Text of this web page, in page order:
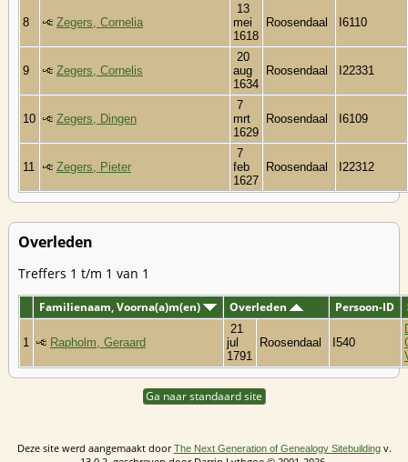
8 Zegers, Cornelia
13
mei
1618
Roosendaal I6110
9 Zegers, Cornelis
20
aug
1634
Roosendaal I22331
10 Zegers, Dingen
7
mrt
1629
Roosendaal I6109
11 Zegers, Pieter
7
feb
1627
Roosendaal I22312
Overleden
Treffers 1 t/m 1 van 1
Familienaam, Voorna(a)m(en) Overleden Persoon-ID
1 Rapholm, Geraard
21
jul
1791
Roosendaal I540
Ga naar standaard site
Deze site werd aangemaakt doorThe Next Generation of Genealogy Sitebuildingv.